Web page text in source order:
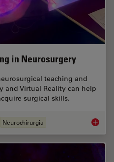
in Neurosurgery
teaching and
and Virtual Reality can help
surgical skills.
Neurochirurgia 3D, AR